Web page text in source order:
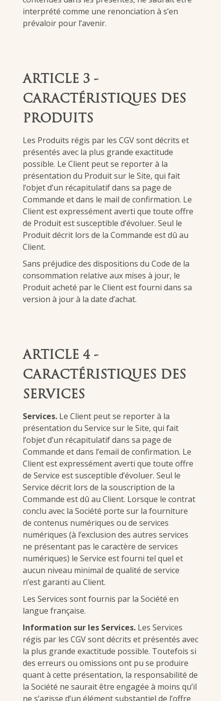
interprété comme une renonciation à s’en
prévaloir pour l’avenir.
ARTICLE 3 -
CARACTÉRISTIQUES DES
PRODUITS
Les Produits régis par les CGV sont décrits et
présentés avec la plus grande exactitude
possible. Le Client peut se reporter à la
présentation du Produit sur le Site, qui fait
l’objet d’un récapitulatif dans sa page de
Commande et dans le mail de confirmation. Le
Client est expressément averti que toute offre
de Produit est susceptible d’évoluer. Seul le
Produit décrit lors de la Commande est dû au
Client.
Sans préjudice des dispositions du Code de la
consommation relative aux mises à jour, le
Produit acheté par le Client est fourni dans sa
version à jour à la date d’achat.
ARTICLE 4 -
CARACTÉRISTIQUES DES
SERVICES
Services.Le Client peut se reporter à la
présentation du Service sur le Site, qui fait
l’objet d’un récapitulatif dans sa page de
Commande et dans l’email de confirmation. Le
Client est expressément averti que toute offre
de Service est susceptible d’évoluer. Seul le
Service décrit lors de la souscription de la
Commande est dû au Client. Lorsque le contrat
conclu avec la Société porte sur la fourniture
de contenus numériques ou de services
numériques (à l’exclusion des autres services
ne présentant pas le caractère de services
numériques) le Service est fourni tel quel et
aucun niveau minimal de qualité de service
n’est garanti au Client.
Les Services sont fournis par la Société en
langue française.
Information sur les Services.Les Services
régis par les CGV sont décrits et présentés avec
la plus grande exactitude possible. Toutefois si
des erreurs ou omissions ont pu se produire
quant à cette présentation, la responsabilité de
la Société ne saurait être engagée à moins qu’il
ne s’agisse d’un élément substantiel de l’offre